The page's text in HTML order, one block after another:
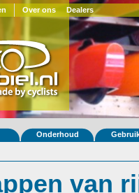
Over ons Dealers
Onderhoud
van